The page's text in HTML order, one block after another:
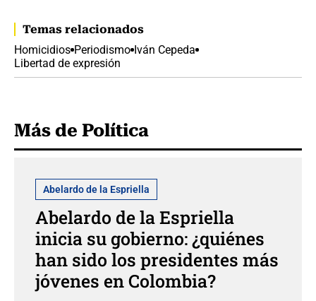
Temas relacionados
Homicidios Periodismo Iván Cepeda
Libertad de expresión
Más de Política
Abelardo de la Espriella
Abelardo de la Espriella
inicia su gobierno: ¿quiénes
han sido los presidentes más
jóvenes en Colombia?